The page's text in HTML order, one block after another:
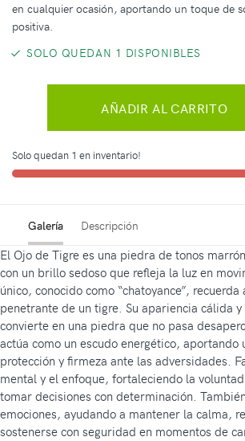
en cualquier ocasión, aportando un toque de
positiva.
SOLO QUEDAN 1 DISPONIBLES
AÑADIR AL CARRITO
Solo quedan 1 en inventario!
Galería Descripción
El Ojo de Tigre es una piedra de tonos
con un brillo sedoso que refleja la luz en
único, conocido como “chatoyance”,
penetrante de un tigre. Su apariencia cálida
convierte en una piedra que no pasa
actúa como un escudo energético, aportando
protección y firmeza ante las adversidades.
mental y el enfoque, fortaleciendo la
tomar decisiones con determinación.
emociones, ayudando a mantener la calma,
sostenerse con seguridad en momentos de